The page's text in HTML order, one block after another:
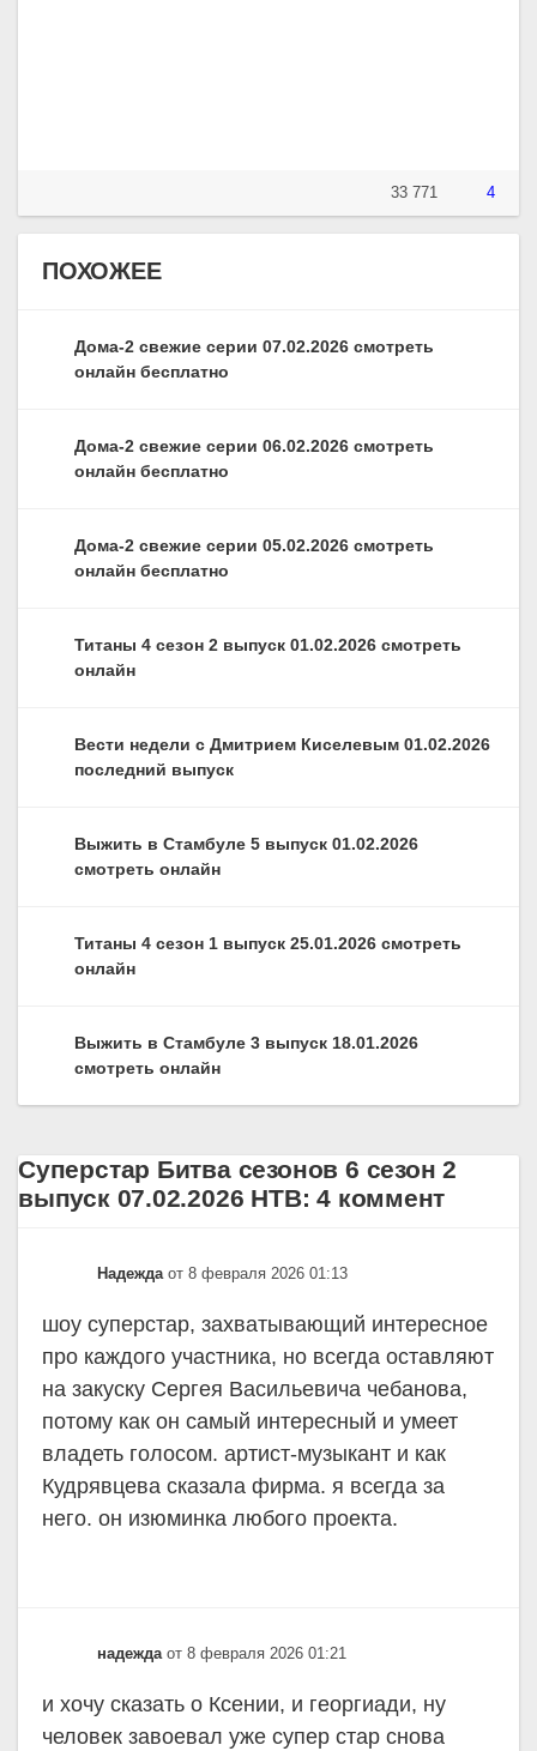
33 771 4
ПОХОЖЕЕ
Дома-2 свежие серии 07.02.2026 смотреть
онлайн бесплатно
Дома-2 свежие серии 06.02.2026 смотреть
онлайн бесплатно
Дома-2 свежие серии 05.02.2026 смотреть
онлайн бесплатно
Титаны 4 сезон 2 выпуск 01.02.2026 смотреть
онлайн
Вести недели с Дмитрием Киселевым 01.02.2026
последний выпуск
Выжить в Стамбуле 5 выпуск 01.02.2026
смотреть онлайн
Титаны 4 сезон 1 выпуск 25.01.2026 смотреть
онлайн
Выжить в Стамбуле 3 выпуск 18.01.2026
смотреть онлайн
Суперстар Битва сезонов 6 сезон 2
выпуск 07.02.2026 НТВ: 4 коммент
Надежда от 8 февраля 2026 01:13
шоу суперстар, захватывающий интересное
про каждого участника, но всегда оставляют
на закуску Сергея Васильевича чебанова,
потому как он самый интересный и умеет
владеть голосом. артист-музыкант и как
Кудрявцева сказала фирма. я всегда за
него. он изюминка любого проекта.
надежда от 8 февраля 2026 01:21
и хочу сказать о Ксении, и георгиади, ну
человек завоевал уже супер стар снова